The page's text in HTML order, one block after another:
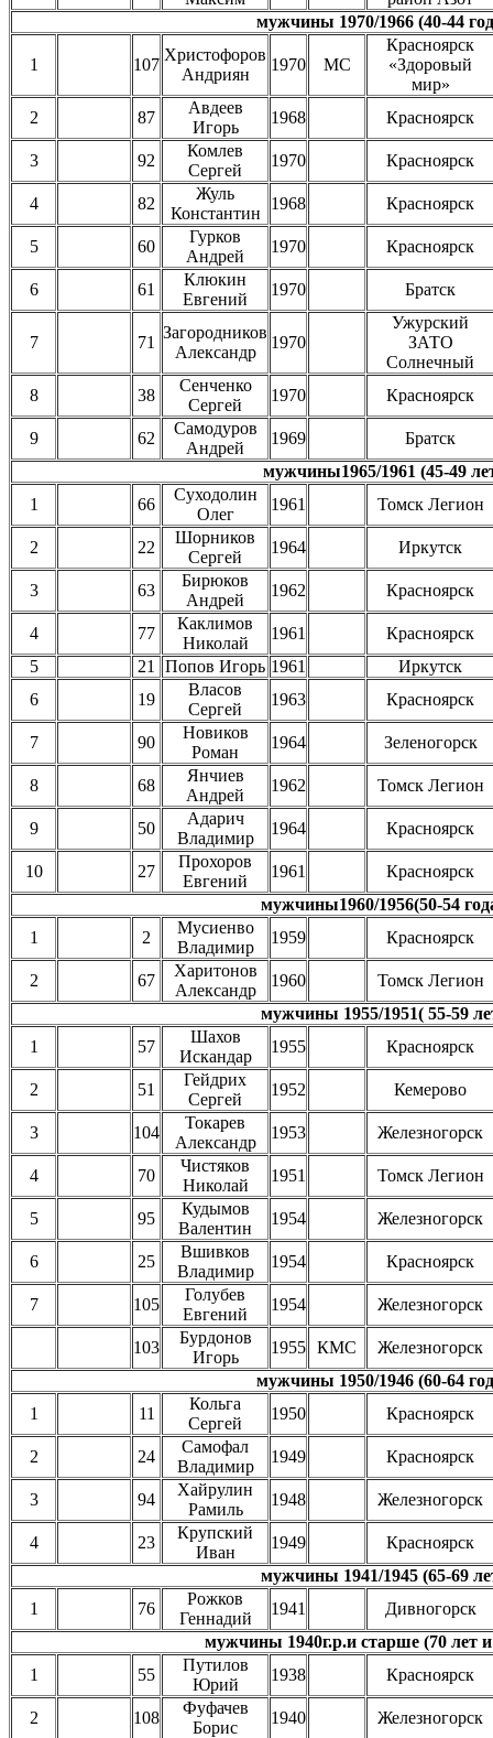
мужчины 1970/1966 (40-44
1 107
Христофоров
Андриян
1970 МС
Красноярск
«Здоровый
мир»
2
87
Авдеев
Игорь
1968 Красноярск
3 92
Комлев
Сергей
1970 Красноярск
4 82
Жуль
Константин
1968 Красноярск
5 60
Гурков
Андрей
1970 Красноярск
6 61
Клюкин
Евгений
1970 Братск
7 71
Загородников
Александр
1970
Ужурский
ЗАТО
Солнечный
8
38
Сенченко
Сергей
1970 Красноярск
9 62
Самодуров
Андрей
1969
Братск
мужчины1965/1961 (45-49
1
66
Суходолин
Олег
1961 Томск Легион
2 22
Шорников
Сергей
1964 Иркутск
3 63
Бирюков
Андрей
1962 Красноярск
4 77
Каклимов
Николай
1961
Красноярск
5
21 Попов Игорь 1961
Иркутск
6
19
Власов
Сергей
1963 Красноярск
7 90
Новиков
Роман
1964 Зеленогорск
8 68
Янчиев
Андрей
1962 Томск Легион
9 50
Адарич
Владимир
1964 Красноярск
10 27
Прохоров
Евгений
1961
Красноярск
мужчины1960/1956(50-54
1
2
Мусиенво
Владимир
1959 Красноярск
2 67
Харитонов
Александр
1960
Томск Легион
мужчины 1955/1951( 55-59
1
57
Шахов
Искандар
1955 Красноярск
2 51
Гейдрих
Сергей
1952 Кемерово
3 104
Токарев
Александр
1953 Железногорск
4 70
Чистяков
Николай
1951 Томск Легион
5 95
Кудымов
Валентин
1954 Железногорск
6 25
Вшивков
Владимир
1954 Красноярск
7 105
Голубев
Евгений
1954 Железногорск
103
Бурдонов
Игорь
1955 КМС
Железногорск
мужчины 1950/1946 (60-64
1
11
Кольга
Сергей
1950 Красноярск
2 24
Самофал
Владимир
1949 Красноярск
3 94
Хайрулин
Рамиль
1948 Железногорск
4 23
Крупский
Иван
1949
Красноярск
мужчины 1941/1945 (65-69
1
76
Рожков
Геннадий
1941
Дивногорск
мужчины 1940г.р.и старше (70 лет
1
55
Путилов
Юрий
1938 Красноярск
2 108
Фуфачев
Борис
1940 Железногорск